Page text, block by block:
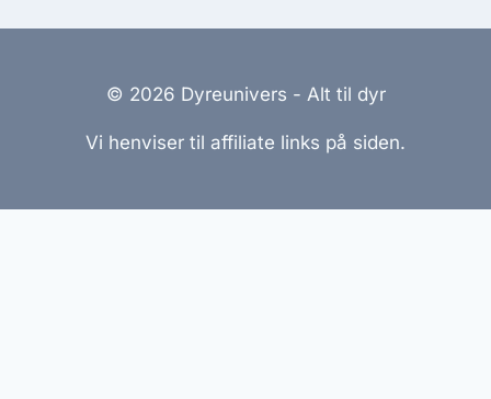
© 2026 Dyreunivers - Alt til dyr
Vi henviser til affiliate links på siden.